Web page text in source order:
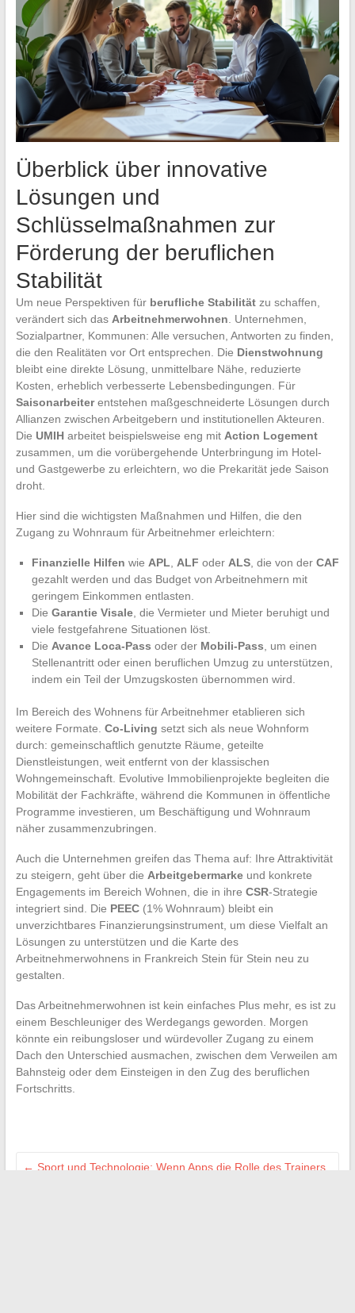
Überblick über innovative
Lösungen und
Schlüsselmaßnahmen zur
Förderung der beruflichen
Stabilität
Um neue Perspektiven für berufliche Stabilitätzu schaffen,
verändert sich das Arbeitnehmerwohnen . Unternehmen,
Sozialpartner, Kommunen: Alle versuchen, Antworten zu finden,
die den Realitäten vor Ort entsprechen. Die Dienstwohnung
bleibt eine direkte Lösung, unmittelbare Nähe, reduzierte
Kosten, erheblich verbesserte Lebensbedingungen. Für
Saisonarbeiterentstehen maßgeschneiderte Lösungen durch
Allianzen zwischen Arbeitgebern und institutionellen Akteuren.
Die UMIHarbeitet beispielsweise eng mit Action Logement
zusammen, um die vorübergehende Unterbringung im Hotel-
und Gastgewerbe zu erleichtern, wo die Prekarität jede Saison
droht.
Hier sind die wichtigsten Maßnahmen und Hilfen, die den
Zugang zu Wohnraum für Arbeitnehmer erleichtern:
Finanzielle Hilfen wie APL ALF oder ALS, die von der CAF
gezahlt werden und das Budget von Arbeitnehmern mit
geringem Einkommen entlasten.
Die Garantie Visale, die Vermieter und Mieter beruhigt und
viele festgefahrene Situationen löst.
Die Avance Loca-Pass oder der Mobili-Pass , um einen
Stellenantritt oder einen beruflichen Umzug zu unterstützen,
indem ein Teil der Umzugskosten übernommen wird.
Im Bereich des Wohnens für Arbeitnehmer etablieren sich
weitere Formate. Co-Living setzt sich als neue Wohnform
durch: gemeinschaftlich genutzte Räume, geteilte
Dienstleistungen, weit entfernt von der klassischen
Wohngemeinschaft. Evolutive Immobilienprojekte begleiten die
Mobilität der Fachkräfte, während die Kommunen in öffentliche
Programme investieren, um Beschäftigung und Wohnraum
näher zusammenzubringen.
Auch die Unternehmen greifen das Thema auf: Ihre Attraktivität
zu steigern, geht über die Arbeitgebermarkeund konkrete
Engagements im Bereich Wohnen, die in ihre CSR-Strategie
integriert sind. Die PEEC(1% Wohnraum) bleibt ein
unverzichtbares Finanzierungsinstrument, um diese Vielfalt an
Lösungen zu unterstützen und die Karte des
Arbeitnehmerwohnens in Frankreich Stein für Stein neu zu
gestalten.
Das Arbeitnehmerwohnen ist kein einfaches Plus mehr, es ist zu
einem Beschleuniger des Werdegangs geworden. Morgen
könnte ein reibungsloser und würdevoller Zugang zu einem
Dach den Unterschied ausmachen, zwischen dem Verweilen am
Bahnsteig oder dem Einsteigen in den Zug des beruflichen
Fortschritts.
← Sport und Technologie: Wenn Apps die Rolle des Trainers